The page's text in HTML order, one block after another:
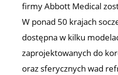
firmy Abbott Medical
W ponad 50 krajach
dostępna w kilku
zaprojektowanych do
oraz sferycznych wad